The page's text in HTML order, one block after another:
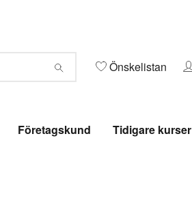
Önskelistan
Företagskund Tidigare kurser